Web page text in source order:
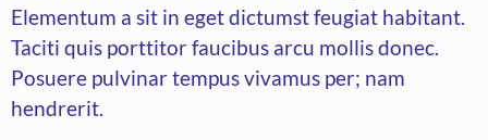
Elementum a sit in eget dictumst feugiat habitant.
Taciti quis porttitor faucibus arcu mollis donec.
Posuere pulvinar tempus vivamus per; nam
hendrerit.